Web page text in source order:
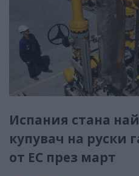
Испания стана
купувач на руски
от ЕС през март